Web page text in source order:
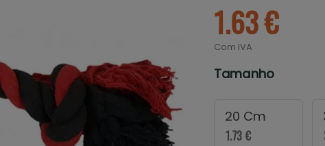
1.63 €
Com IVA
Tamanho
20 Cm
1.73 €